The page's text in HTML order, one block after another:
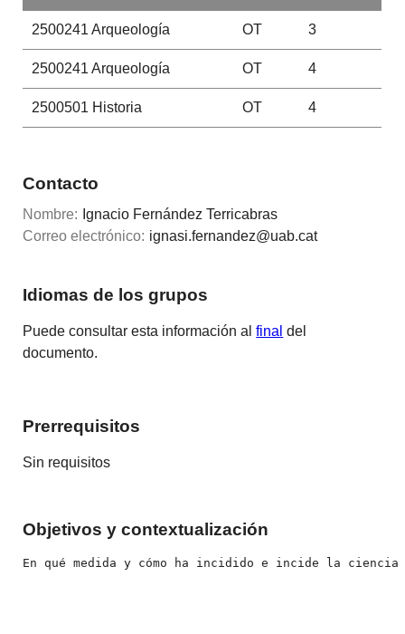
2500241 Arqueología OT 3
2500241 Arqueología OT 4
2500501 Historia OT 4
Contacto
Nombre: Ignacio Fernández Terricabras
Correo electrónico: ignasi.fernandez@uab.cat
Idiomas de los grupos
Puede consultar esta información alfinal del
documento.
Prerrequisitos
Sin requisitos
Objetivos y contextualización
En qué medida y cómo ha incidido e incide la